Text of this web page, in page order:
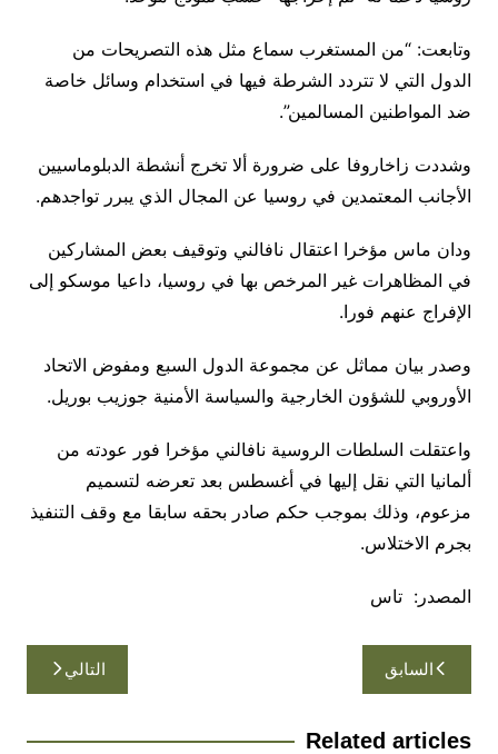
وتابعت: “من المستغرب سماع مثل هذه التصريحات من
الدول التي لا تتردد الشرطة فيها في استخدام وسائل خاصة
ضد المواطنين المسالمين”.
وشددت زاخاروفا على ضرورة ألا تخرج أنشطة الدبلوماسيين
الأجانب المعتمدين في روسيا عن المجال الذي يبرر تواجدهم.
ودان ماس مؤخرا اعتقال نافالني وتوقيف بعض المشاركين
في المظاهرات غير المرخص بها في روسيا، داعيا موسكو إلى
الإفراج عنهم فورا.
وصدر بيان مماثل عن مجموعة الدول السبع ومفوض الاتحاد
الأوروبي للشؤون الخارجية والسياسة الأمنية جوزيب بوريل.
واعتقلت السلطات الروسية نافالني مؤخرا فور عودته من
ألمانيا التي نقل إليها في أغسطس بعد تعرضه لتسميم
مزعوم، وذلك بموجب حكم صادر بحقه سابقا مع وقف التنفيذ
بجرم الاختلاس.
المصدر: تاس
تصفّح
المقالات
السابق التالي
Related articles